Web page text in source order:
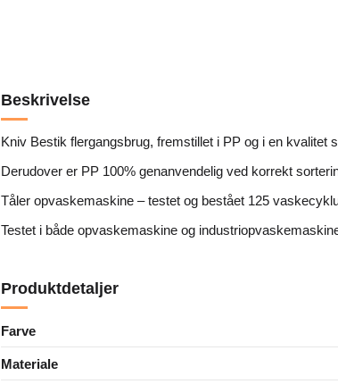
Beskrivelse
Kniv Bestik flergangsbrug, fremstillet i PP og i en kvalitet
Derudover er PP 100% genanvendelig ved korrekt
Tåler opvaskemaskine – testet og bestået 125
Testet i både opvaskemaskine og
Produktdetaljer
Farve
Materiale